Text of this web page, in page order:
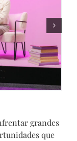
grandes
que